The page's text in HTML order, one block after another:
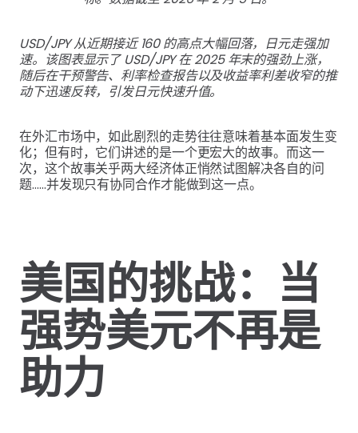
USD/JPY 从近期接近 160 的高点大幅回落，日元走强加
速。该图表显示了 USD/JPY 在 2025 年末的强劲上涨，
随后在干预警告、利率检查报告以及收益率利差收窄的推
动下迅速反转，引发日元快速升值。
在外汇市场中，如此剧烈的走势往往意味着基本面发生变
化；但有时，它们讲述的是一个更宏大的故事。而这一
次，这个故事关乎两大经济体正悄然试图解决各自的问
题……并发现只有协同合作才能做到这一点。
美国的挑战：当
强势美元不再是
助力